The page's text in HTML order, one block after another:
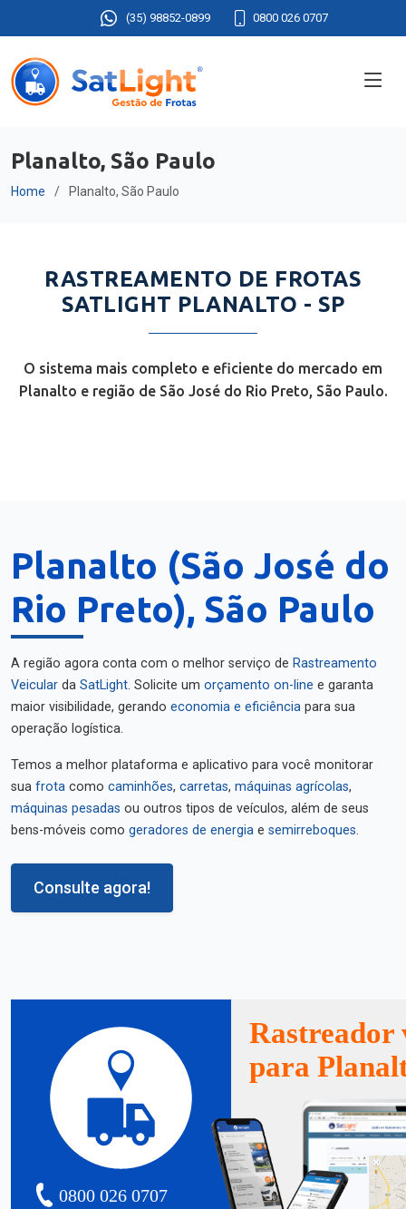
(35) 98852-0899 0800 026 0707
Planalto, São Paulo
Home Planalto, São Paulo
RASTREAMENTO DE FROTAS
SATLIGHT PLANALTO - SP
O sistema mais completo e eficiente do mercado em
Planalto e região de São José do Rio Preto, São Paulo.
Planalto (São José do
Rio Preto), São Paulo
A região agora conta com o melhor serviço de Rastreamento
Veicular da SatLight. Solicite um orçamento on-line e garanta
maior visibilidade, gerando economia e eficiência para sua
operação logística.
Temos a melhor plataforma e aplicativo para você monitorar
sua frota como caminhões, carretas, máquinas agrícolas,
máquinas pesadas ou outros tipos de veículos, além de seus
bens-móveis como geradores de energia e semirreboques.
Consulte agora!
0800 026 0707
Rastreador
para